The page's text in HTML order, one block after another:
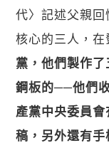
代〉記述父親
核心的三人，在
黨，他們製作
鋼板的──他們
產黨中央委員
稿，另外還有手